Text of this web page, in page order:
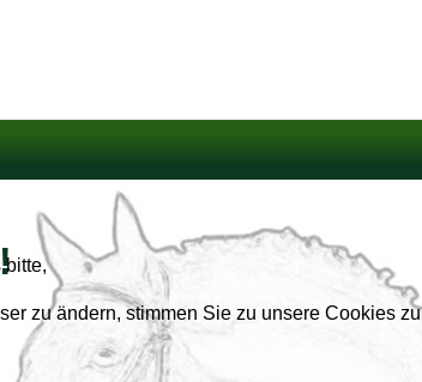
zu ändern, stimmen Sie zu unsere Cookies zu
bitte,